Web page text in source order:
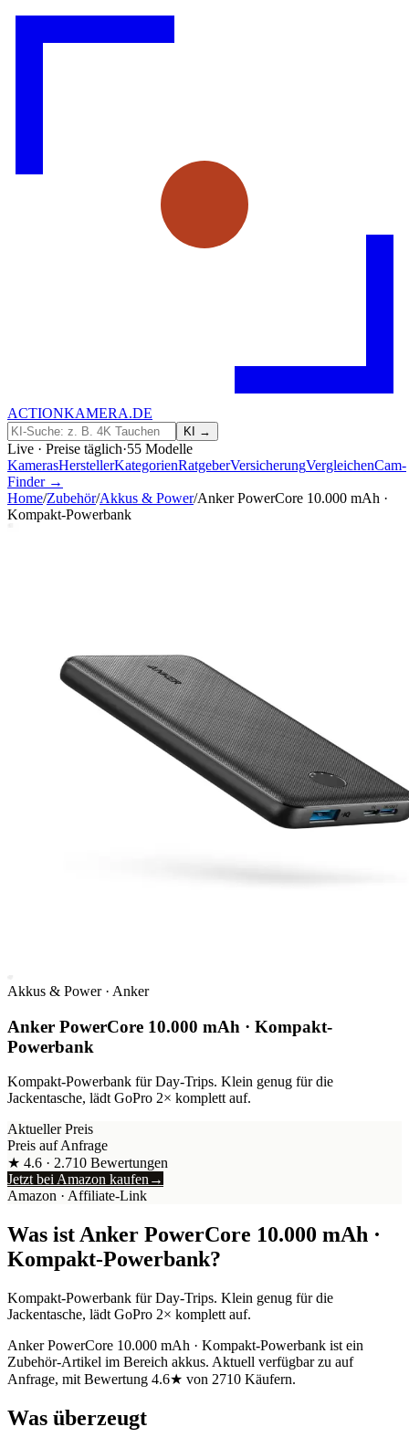
ACTIONKAMERA.DE
KI →
Live · Preise täglich·55 Modelle
KamerasHerstellerKategorienRatgeberVersicherungVergleichenCam-
Finder →
Home/Zubehör/Akkus & Power/Anker PowerCore 10.000 mAh ·
Kompakt-Powerbank
Akkus & Power· Anker
Anker PowerCore 10.000 mAh · Kompakt-
Powerbank
Kompakt-Powerbank für Day-Trips. Klein genug für die
Jackentasche, lädt GoPro 2× komplett auf.
Aktueller Preis
Preis auf Anfrage
★ 4.6 · 2.710 Bewertungen
Jetzt bei Amazon kaufen→
Amazon · Affiliate-Link
Was istAnker PowerCore 10.000 mAh ·
Kompakt-Powerbank?
Kompakt-Powerbank für Day-Trips. Klein genug für die
Jackentasche, lädt GoPro 2× komplett auf.
Anker PowerCore 10.000 mAh · Kompakt-Powerbank ist ein
Zubehör-Artikel im Bereich akkus. Aktuell verfügbar zu auf
Anfrage, mit Bewertung 4.6★ von 2710 Käufern.
Was überzeugt